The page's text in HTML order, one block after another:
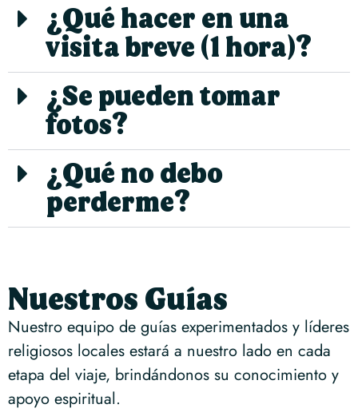
¿Qué hacer en una
visita breve (1 hora)?
¿Se pueden tomar
fotos?
¿Qué no debo
perderme?
Nuestros Guías
Nuestro equipo de guías experimentados y líderes
religiosos locales estará a nuestro lado en cada
etapa del viaje, brindándonos su conocimiento y
apoyo espiritual.